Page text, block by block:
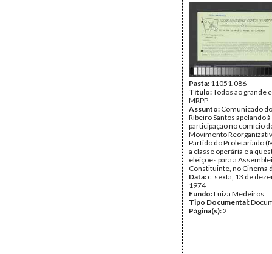
Pasta: 11051.086
Título:Todos ao grande
MRPP
Assunto: Comunicado
Ribeiro Santos apelando à
participação no comício
Movimento
Partido do Proletariado
a classe operária e a
eleições para a
Constituinte, no Cinema
Data: c. sexta, 13 de
1974
Fundo:Luiza Medeiros
Tipo Documental:
Página(s):2